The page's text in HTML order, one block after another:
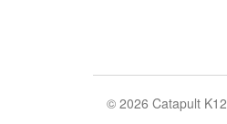
© 2026 Catapult K12